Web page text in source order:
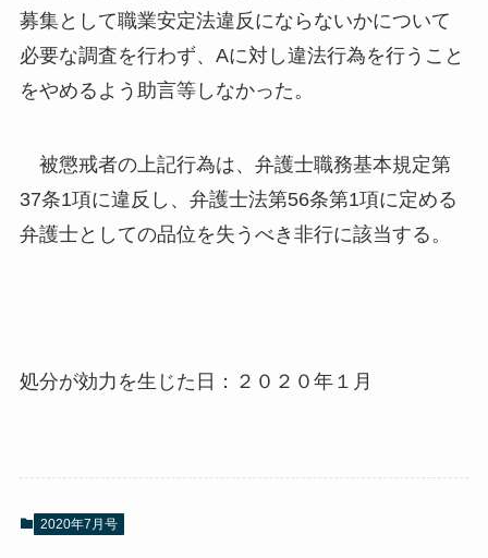
募集として職業安定法違反にならないかについて
必要な調査を行わず、Aに対し違法行為を行うこと
をやめるよう助言等しなかった。
被懲戒者の上記行為は、弁護士職務基本規定第
37条1項に違反し、弁護士法第56条第1項に定める
弁護士としての品位を失うべき非行に該当する。
処分が効力を生じた日：２０２０年１月
2020年7月号